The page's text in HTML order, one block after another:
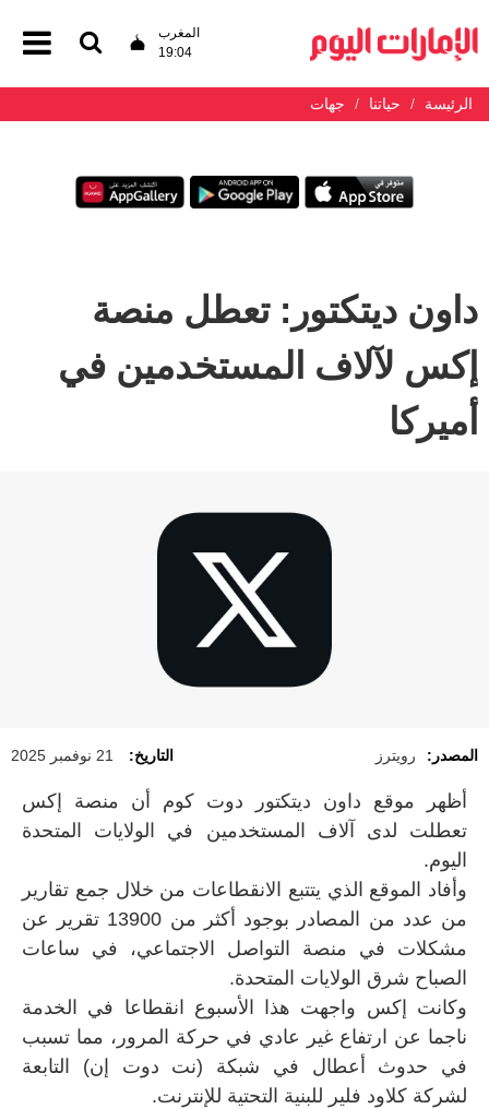
المغرب
19:04
الرئيسة حياتنا جهات
داون ديتكتور: تعطل منصة
إكس لآلاف المستخدمين في
أميركا
المصدر: رويترز التاريخ: 21 نوفمبر 2025
أظهر موقع داون ديتكتور دوت كوم أن منصة إكس
تعطلت لدى آلاف المستخدمين في الولايات المتحدة
اليوم.
وأفاد الموقع الذي يتتبع الانقطاعات من خلال جمع تقارير
من عدد من المصادر بوجود أكثر من 13900 تقرير عن
مشكلات في منصة التواصل الاجتماعي، في ساعات
الصباح شرق الولايات المتحدة.
وكانت إكس واجهت هذا الأسبوع انقطاعا في الخدمة
ناجما عن ارتفاع غير عادي في حركة المرور، مما تسبب
في حدوث أعطال في شبكة (نت دوت إن) التابعة
لشركة كلاود فلير للبنية التحتية للإنترنت.